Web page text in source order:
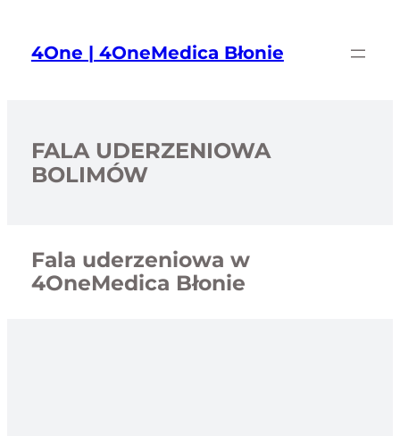
treści4One | 4OneMedica Błonie
FALA UDERZENIOWA
BOLIMÓW
Fala uderzeniowa w
4OneMedica Błonie